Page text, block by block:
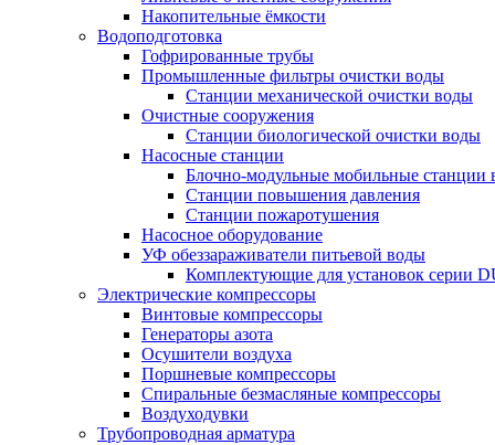
Накопительные ёмкости
Водоподготовка
Гофрированные трубы
Промышленные фильтры очистки воды
Станции механической очистки воды
Очистные сооружения
Станции биологической очистки воды
Насосные станции
Блочно-модульные мобильные станции
Станции повышения давления
Станции пожаротушения
Насосное оборудование
УФ обеззараживатели питьевой воды
Комплектующие для установок серии
Электрические компрессоры
Винтовые компрессоры
Генераторы азота
Осушители воздуха
Поршневые компрессоры
Спиральные безмасляные компрессоры
Воздуходувки
Трубопроводная арматура